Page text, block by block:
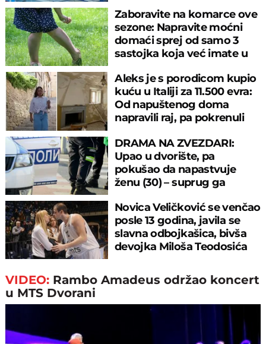
Zaboravite na komarce ove
sezone: Napravite moćni
domaći sprej od samo 3
sastojka koja već imate u
Aleks je s porodicom kupio
kuću u Italiji za 11.500 evra:
Od napuštenog doma
napravili raj, pa pokrenuli
DRAMA NA ZVEZDARI:
Upao u dvorište, pa
pokušao da napastvuje
ženu (30) – suprug ga
Novica Veličković se venčao
posle 13 godina, javila se
slavna odbojkašica, bivša
devojka Miloša Teodosića
VIDEO: Rambo Amadeus održao koncert
u MTS Dvorani